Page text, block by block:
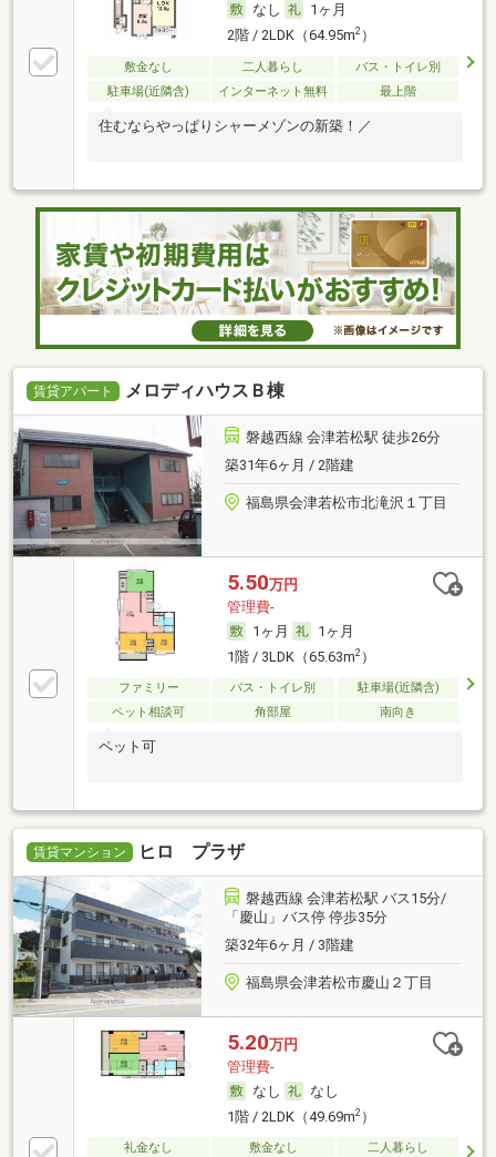
なし
1ヶ月
2階 / 2LDK（64.95m2）
敷金なし 二人暮らし
バス・トイレ別
駐車場(近隣含)
インターネット無料 最上階
住むならやっぱりシャーメゾンの新築！／
賃貸アパート メロディハウスＢ棟
磐越西線 会津若松駅 徒歩26分
築31年6ヶ月 / 2階建
福島県会津若松市北滝沢１丁目
5.50万円
管理費-
1ヶ月
1ヶ月
1階 / 3LDK（65.63m2）
ファミリー バス・トイレ別
駐車場(近隣含)
ペット相談可
角部屋 南向き
ペット可
賃貸マンション ヒロ プラザ
磐越西線 会津若松駅 バス15分/
「慶山」バス停 停歩35分
築32年6ヶ月 / 3階建
福島県会津若松市慶山２丁目
5.20万円
管理費-
なし
なし
1階 / 2LDK（49.69m2）
礼金なし 敷金なし 二人暮らし